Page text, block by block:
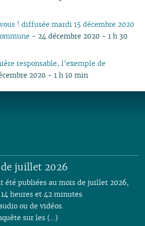
! diffusée mardi 15 décembre 2020
- 24 décembre 2020 - 1 h 30
responsable, l’exemple de
2020 - 1 h 10 min
juillet 2026
été publiées au mois de juillet 2026,
heures et 42 minutes
ou de vidéos.
sur les (…)